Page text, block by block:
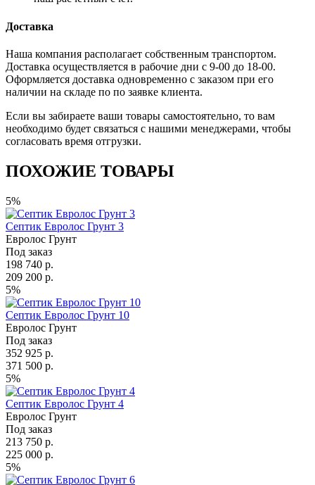
Доставка
Наша компания располагает собственным транспортом.
Доставка осуществляется в рабочие дни с 9-00 до 18-00.
Оформляется доставка одновременно с заказом при его
наличии на складе по по заявке клиента.
Если вы забираете ваши товары самостоятельно, то вам
необходимо будет связаться с нашими менеджерами, чтобы
согласовать время отгрузки.
ПОХОЖИЕ ТОВАРЫ
5%
Септик Евролос Грунт 3
Евролос Грунт
Под заказ
198 740 р.
209 200 р.
5%
Септик Евролос Грунт 10
Евролос Грунт
Под заказ
352 925 р.
371 500 р.
5%
Септик Евролос Грунт 4
Евролос Грунт
Под заказ
213 750 р.
225 000 р.
5%